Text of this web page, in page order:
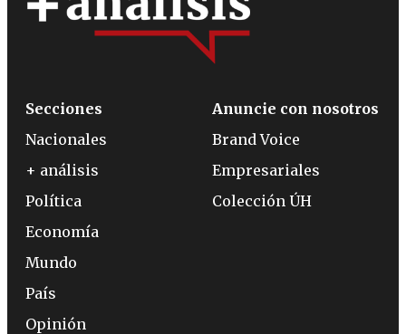
Secciones
Nacionales
+ análisis
Política
Economía
Mundo
País
Opinión
Anuncie con nosotros
Brand Voice
Empresariales
Colección ÚH